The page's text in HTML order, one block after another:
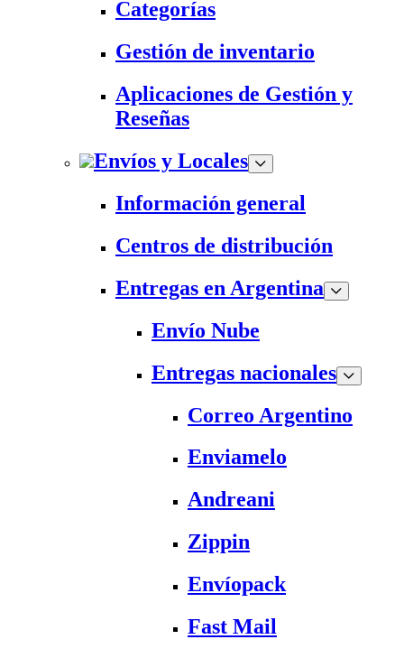
Categorías
Gestión de inventario
Aplicaciones de Gestión y
Reseñas
Envíos y Locales
Información general
Centros de distribución
Entregas en Argentina
Envío Nube
Entregas nacionales
Correo Argentino
Enviamelo
Andreani
Zippin
Envíopack
Fast Mail